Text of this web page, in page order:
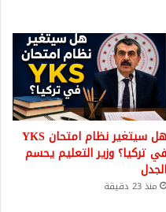
هل سيتغير نظام امتحان YKS
في تركيا؟ وزير التعليم يحسم
الجدل
منذ 23 دقيقة